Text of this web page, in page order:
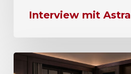
Interview mit Astra